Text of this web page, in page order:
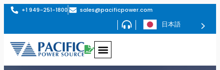
+1 949-251-1800 sales@pacificpower.com
日本語